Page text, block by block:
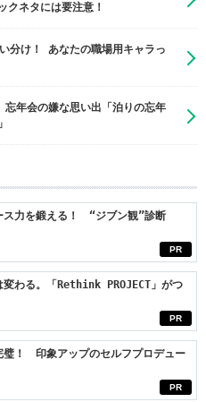
クネタには要注意！
分け！ あなたの職場用キャラっ
年会の嫌な思い出「泊りの忘年
PR
ス力を鍛える！ “ジブン観”診断
PR
変わる。「Rethink PROJECT」がつ
PR
璧！ 印象アップのセルフプロデュー